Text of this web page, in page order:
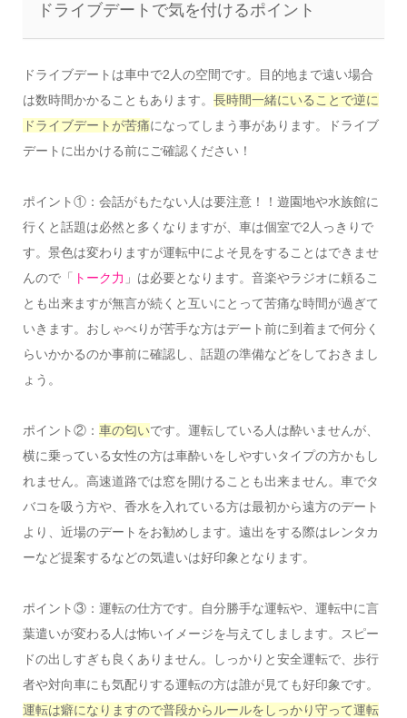
ドライブデートで気を付けるポイント
ドライブデートは車中で2人の空間です。目的地まで遠い場合
は数時間かかることもあります。 長時間一緒にいることで逆に
ドライブデートが苦痛になってしまう事があります。ドライブ
デートに出かける前にご確認ください！
ポイント①：会話がもたない人は要注意！！遊園地や水族館に
行くと話題は必然と多くなりますが、車は個室で2人っきりで
す。景色は変わりますが運転中によそ見をすることはできませ
んので「
トーク力 」は必要となります。音楽やラジオに頼るこ
とも出来ますが無言が続くと互いにとって苦痛な時間が過ぎて
いきます。おしゃべりが苦手な方はデート前に到着まで何分く
らいかかるのか事前に確認し、話題の準備などをしておきまし
ょう。
ポイント②： 車の匂いです。運転している人は酔いませんが、
横に乗っている女性の方は車酔いをしやすいタイプの方かもし
れません。高速道路では窓を開けることも出来ません。車でタ
バコを吸う方や、香水を入れている方は最初から遠方のデート
より、近場のデートをお勧めします。遠出をする際はレンタカ
ーなど提案するなどの気遣いは好印象となります。
ポイント③：運転の仕方です。自分勝手な運転や、運転中に言
葉遣いが変わる人は怖いイメージを与えてしまします。スピー
ドの出しすぎも良くありません。しっかりと安全運転で、歩行
者や対向車にも気配りする運転の方は誰が見ても好印象です。
運転は癖になりますので普段からルールをしっかり守って運転